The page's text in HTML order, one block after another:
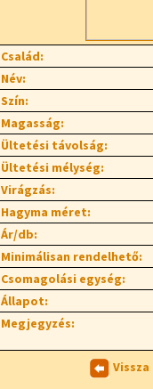
Család:
Név:
Szín:
Magasság:
Ültetési távolság:
Ültetési mélység:
Virágzás:
Hagyma méret:
Ár/db:
Minimálisan rendelhető:
Csomagolási egység:
Állapot:
Megjegyzés: